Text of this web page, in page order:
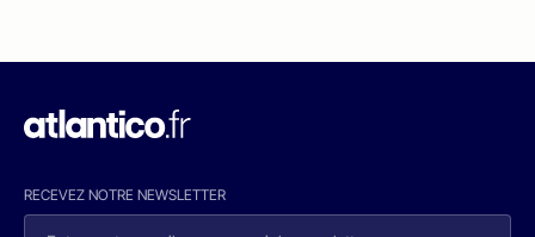
RECEVEZ NOTRE NEWSLETTER